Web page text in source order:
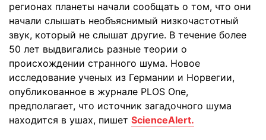
регионах планеты начали сообщать о том, что они
начали слышать необъяснимый низкочастотный
звук, который не слышат другие. В течение более
50 лет выдвигались разные теории о
происхождении странного шума. Новое
исследование ученых из Германии и Норвегии,
опубликованное в журнале PLOS One,
предполагает, что источник загадочного шума
находится в ушах, пишет ScienceAlert.